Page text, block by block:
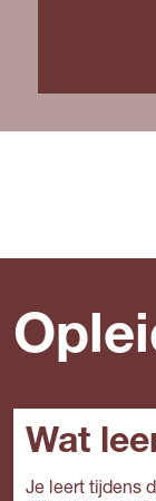
Wat
Je leert tijdens